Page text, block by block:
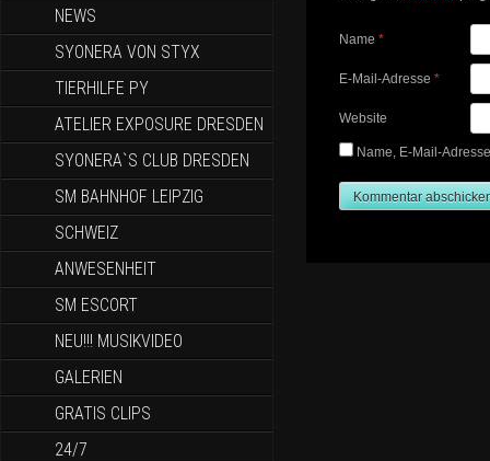
NEWS
SYONERA VON STYX
TIERHILFE PY
ATELIER EXPOSURE DRESDEN
SYONERA`S CLUB DRESDEN
SM BAHNHOF LEIPZIG
SCHWEIZ
ANWESENHEIT
SM ESCORT
NEU!!! MUSIKVIDEO
GALERIEN
GRATIS CLIPS
24/7
Name *
E-Mail-Adresse *
Website
Name, E-Mail-